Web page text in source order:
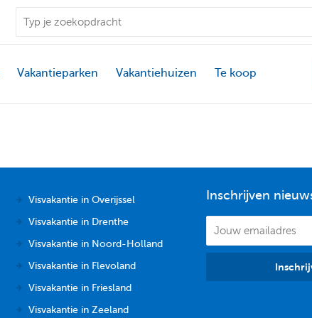
Vakantieparken Vakantiehuizen Te koop
Visvakantie in Overijssel
Visvakantie in Drenthe
Visvakantie in Noord-Holland
Visvakantie in Flevoland
Visvakantie in Friesland
Visvakantie in Zeeland
Inschrijven